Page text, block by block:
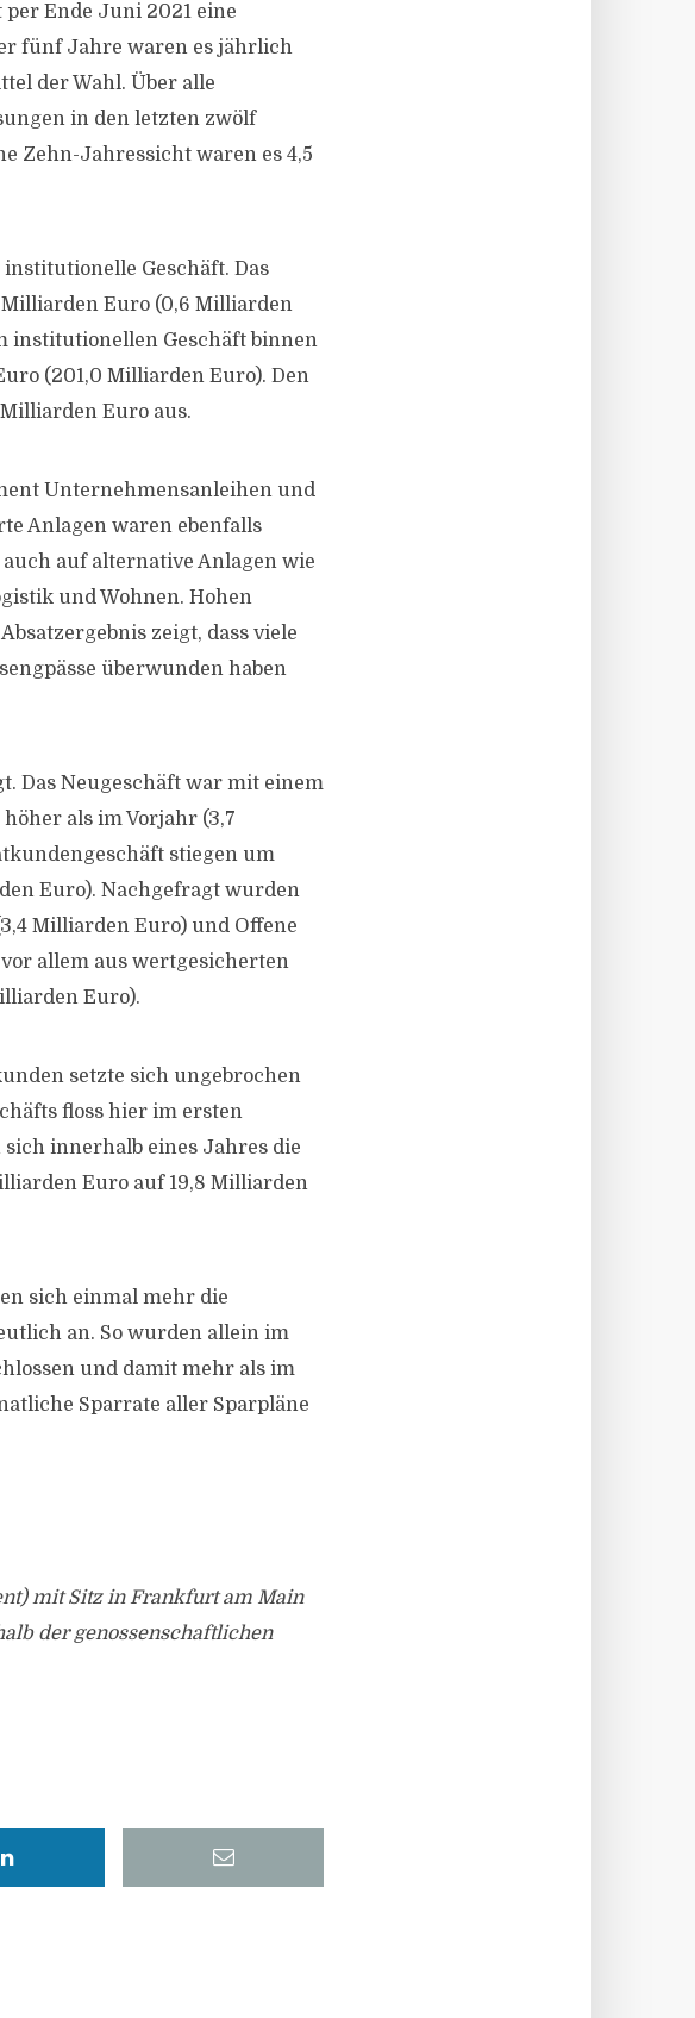
Ende Juni 2021 eine
fünf Jahre waren es jährlich
der Wahl. Über alle
in den letzten zwölf
Zehn-Jahressicht waren es 4,5
Geschäft. Das
Milliarden Euro (0,6 Milliarden
institutionellen Geschäft binnen
(201,0 Milliarden Euro). Den
Euro aus.
Unternehmensanleihen und
Anlagen waren ebenfalls
auf alternative Anlagen wie
und Wohnen. Hohen
zeigt, dass viele
überwunden haben
Das Neugeschäft war mit einem
als im Vorjahr (3,7
stiegen um
Euro). Nachgefragt wurden
Milliarden Euro) und Offene
allem aus wertgesicherten
Euro).
setzte sich ungebrochen
floss hier im ersten
innerhalb eines Jahres die
Euro auf 19,8 Milliarden
sich einmal mehr die
an. So wurden allein im
und damit mehr als im
Sparrate aller Sparpläne
mit Sitz in Frankfurt am Main
der genossenschaftlichen